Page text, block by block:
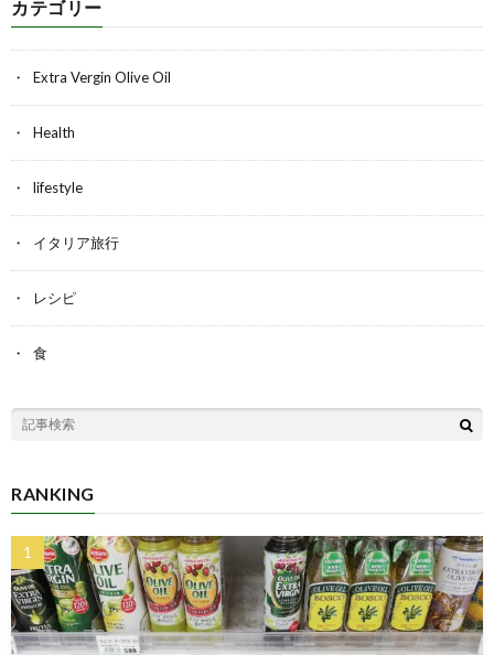
カテゴリー
Extra Vergin Olive Oil
Health
lifestyle
イタリア旅行
レシピ
食
RANKING